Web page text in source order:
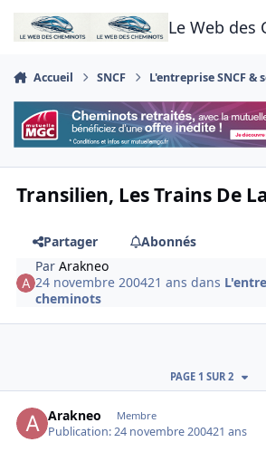
Aller au contenu
Le Web des
Accueil SNCF L'entreprise SNCF &
Transilien, Les Trains De
Partager
Abonnés
ParArakneo
24 novembre 200421 ans dans
cheminots
PAGE 1 SUR 2
Arakneo Membre
Publication:24 novembre 200421 ans